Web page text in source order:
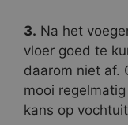
3. Na het
vloer goed te
daarom niet af.
mooi
kans op